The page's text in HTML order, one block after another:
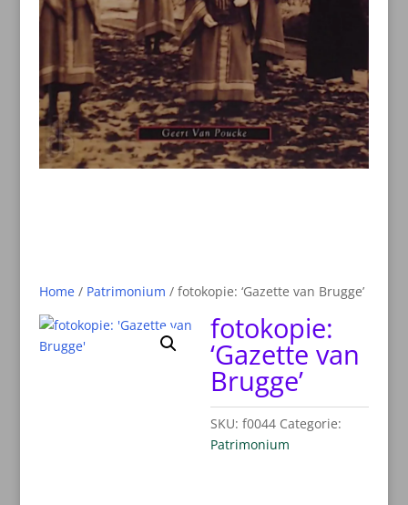
Home/ Patrimonium / fotokopie: ‘Gazette van Brugge’
fotokopie:
‘Gazette van
Brugge’
SKU:f0044 Categorie:
Patrimonium